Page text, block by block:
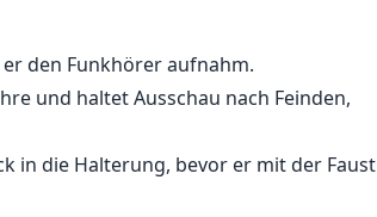
den Funkhörer aufnahm.
und haltet Ausschau nach Feinden,
in die Halterung, bevor er mit der Faust